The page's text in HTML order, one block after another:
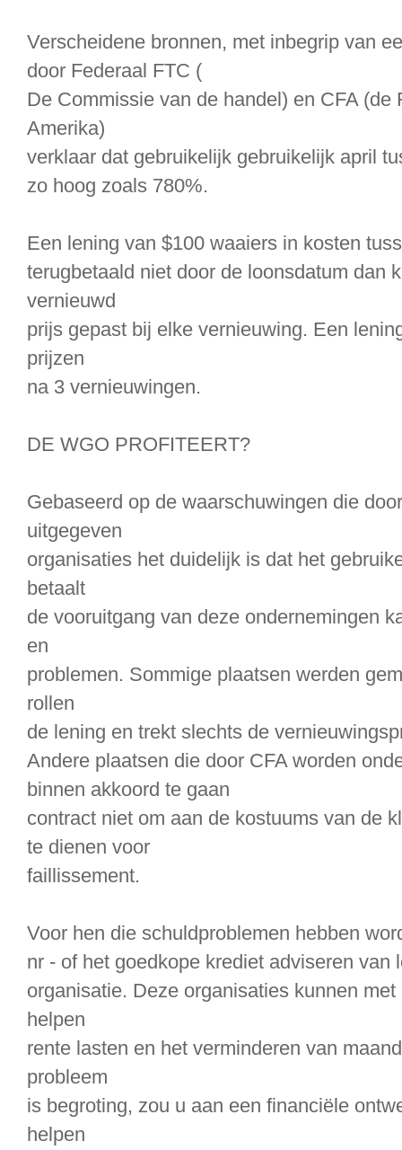
Verscheidene bronnen, met inbegrip van
door Federaal FTC (
De Commissie van de handel) en CFA (de
Amerika)
verklaar dat gebruikelijk gebruikelijk april
zo hoog zoals 780%.
Een lening van $100 waaiers in kosten
terugbetaald niet door de loonsdatum dan
vernieuwd
prijs gepast bij elke vernieuwing. Een
prijzen
na 3 vernieuwingen.
DE WGO PROFITEERT?
Gebaseerd op de waarschuwingen die
uitgegeven
organisaties het duidelijk is dat het
betaalt
de vooruitgang van deze ondernemingen
en
problemen. Sommige plaatsen werden
rollen
de lening en trekt slechts de
Andere plaatsen die door CFA worden
binnen akkoord te gaan
contract niet om aan de kostuums van de
te dienen voor
faillissement.
Voor hen die schuldproblemen hebben
nr - of het goedkope krediet adviseren van
organisatie. Deze organisaties kunnen
helpen
rente lasten en het verminderen van
probleem
is begroting, zou u aan een financiële
helpen